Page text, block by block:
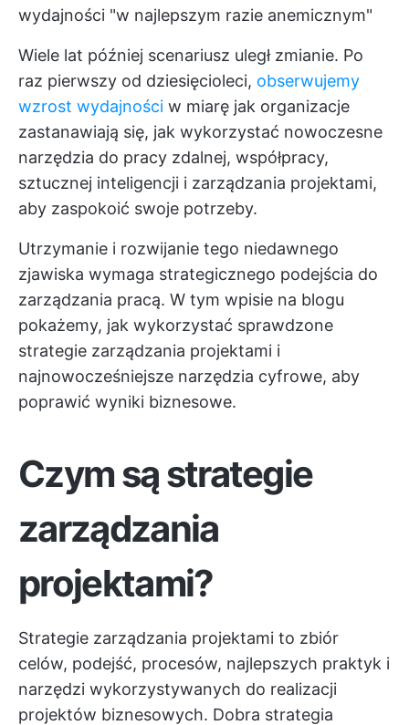
wydajności "w najlepszym razie anemicznym"
Wiele lat później scenariusz uległ zmianie. Po
raz pierwszy od dziesięcioleci, obserwujemy
wzrost wydajności w miarę jak organizacje
zastanawiają się, jak wykorzystać nowoczesne
narzędzia do pracy zdalnej, współpracy,
sztucznej inteligencji i zarządzania projektami,
aby zaspokoić swoje potrzeby.
Utrzymanie i rozwijanie tego niedawnego
zjawiska wymaga strategicznego podejścia do
zarządzania pracą. W tym wpisie na blogu
pokażemy, jak wykorzystać sprawdzone
strategie zarządzania projektami i
najnowocześniejsze narzędzia cyfrowe, aby
poprawić wyniki biznesowe.
Czym są strategie
zarządzania
projektami?
Strategie zarządzania projektami to zbiór
celów, podejść, procesów, najlepszych praktyk i
narzędzi wykorzystywanych do realizacji
projektów biznesowych. Dobra strategia